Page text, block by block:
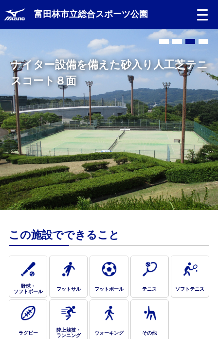
富田林市立総合スポーツ公園
ナイター設備を備えた砂入り人工芝テニ
スコート８面
この施設でできること
野球・
ソフトボール
フットサル フットボール テニス ソフトテニス
ラグビー
陸上競技・
ランニング
ウォーキング その他